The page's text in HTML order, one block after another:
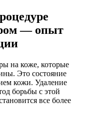
— опыт
на коже, которые
Это состояние
кожи. Удаление
борьбы с этой
все более